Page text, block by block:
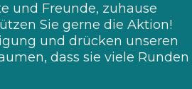
und Freunde, zuhause
Sie gerne die Aktion!
und drücken unseren
dass sie viele Runden